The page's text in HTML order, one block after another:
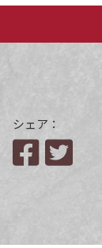
シェア：
Facebook